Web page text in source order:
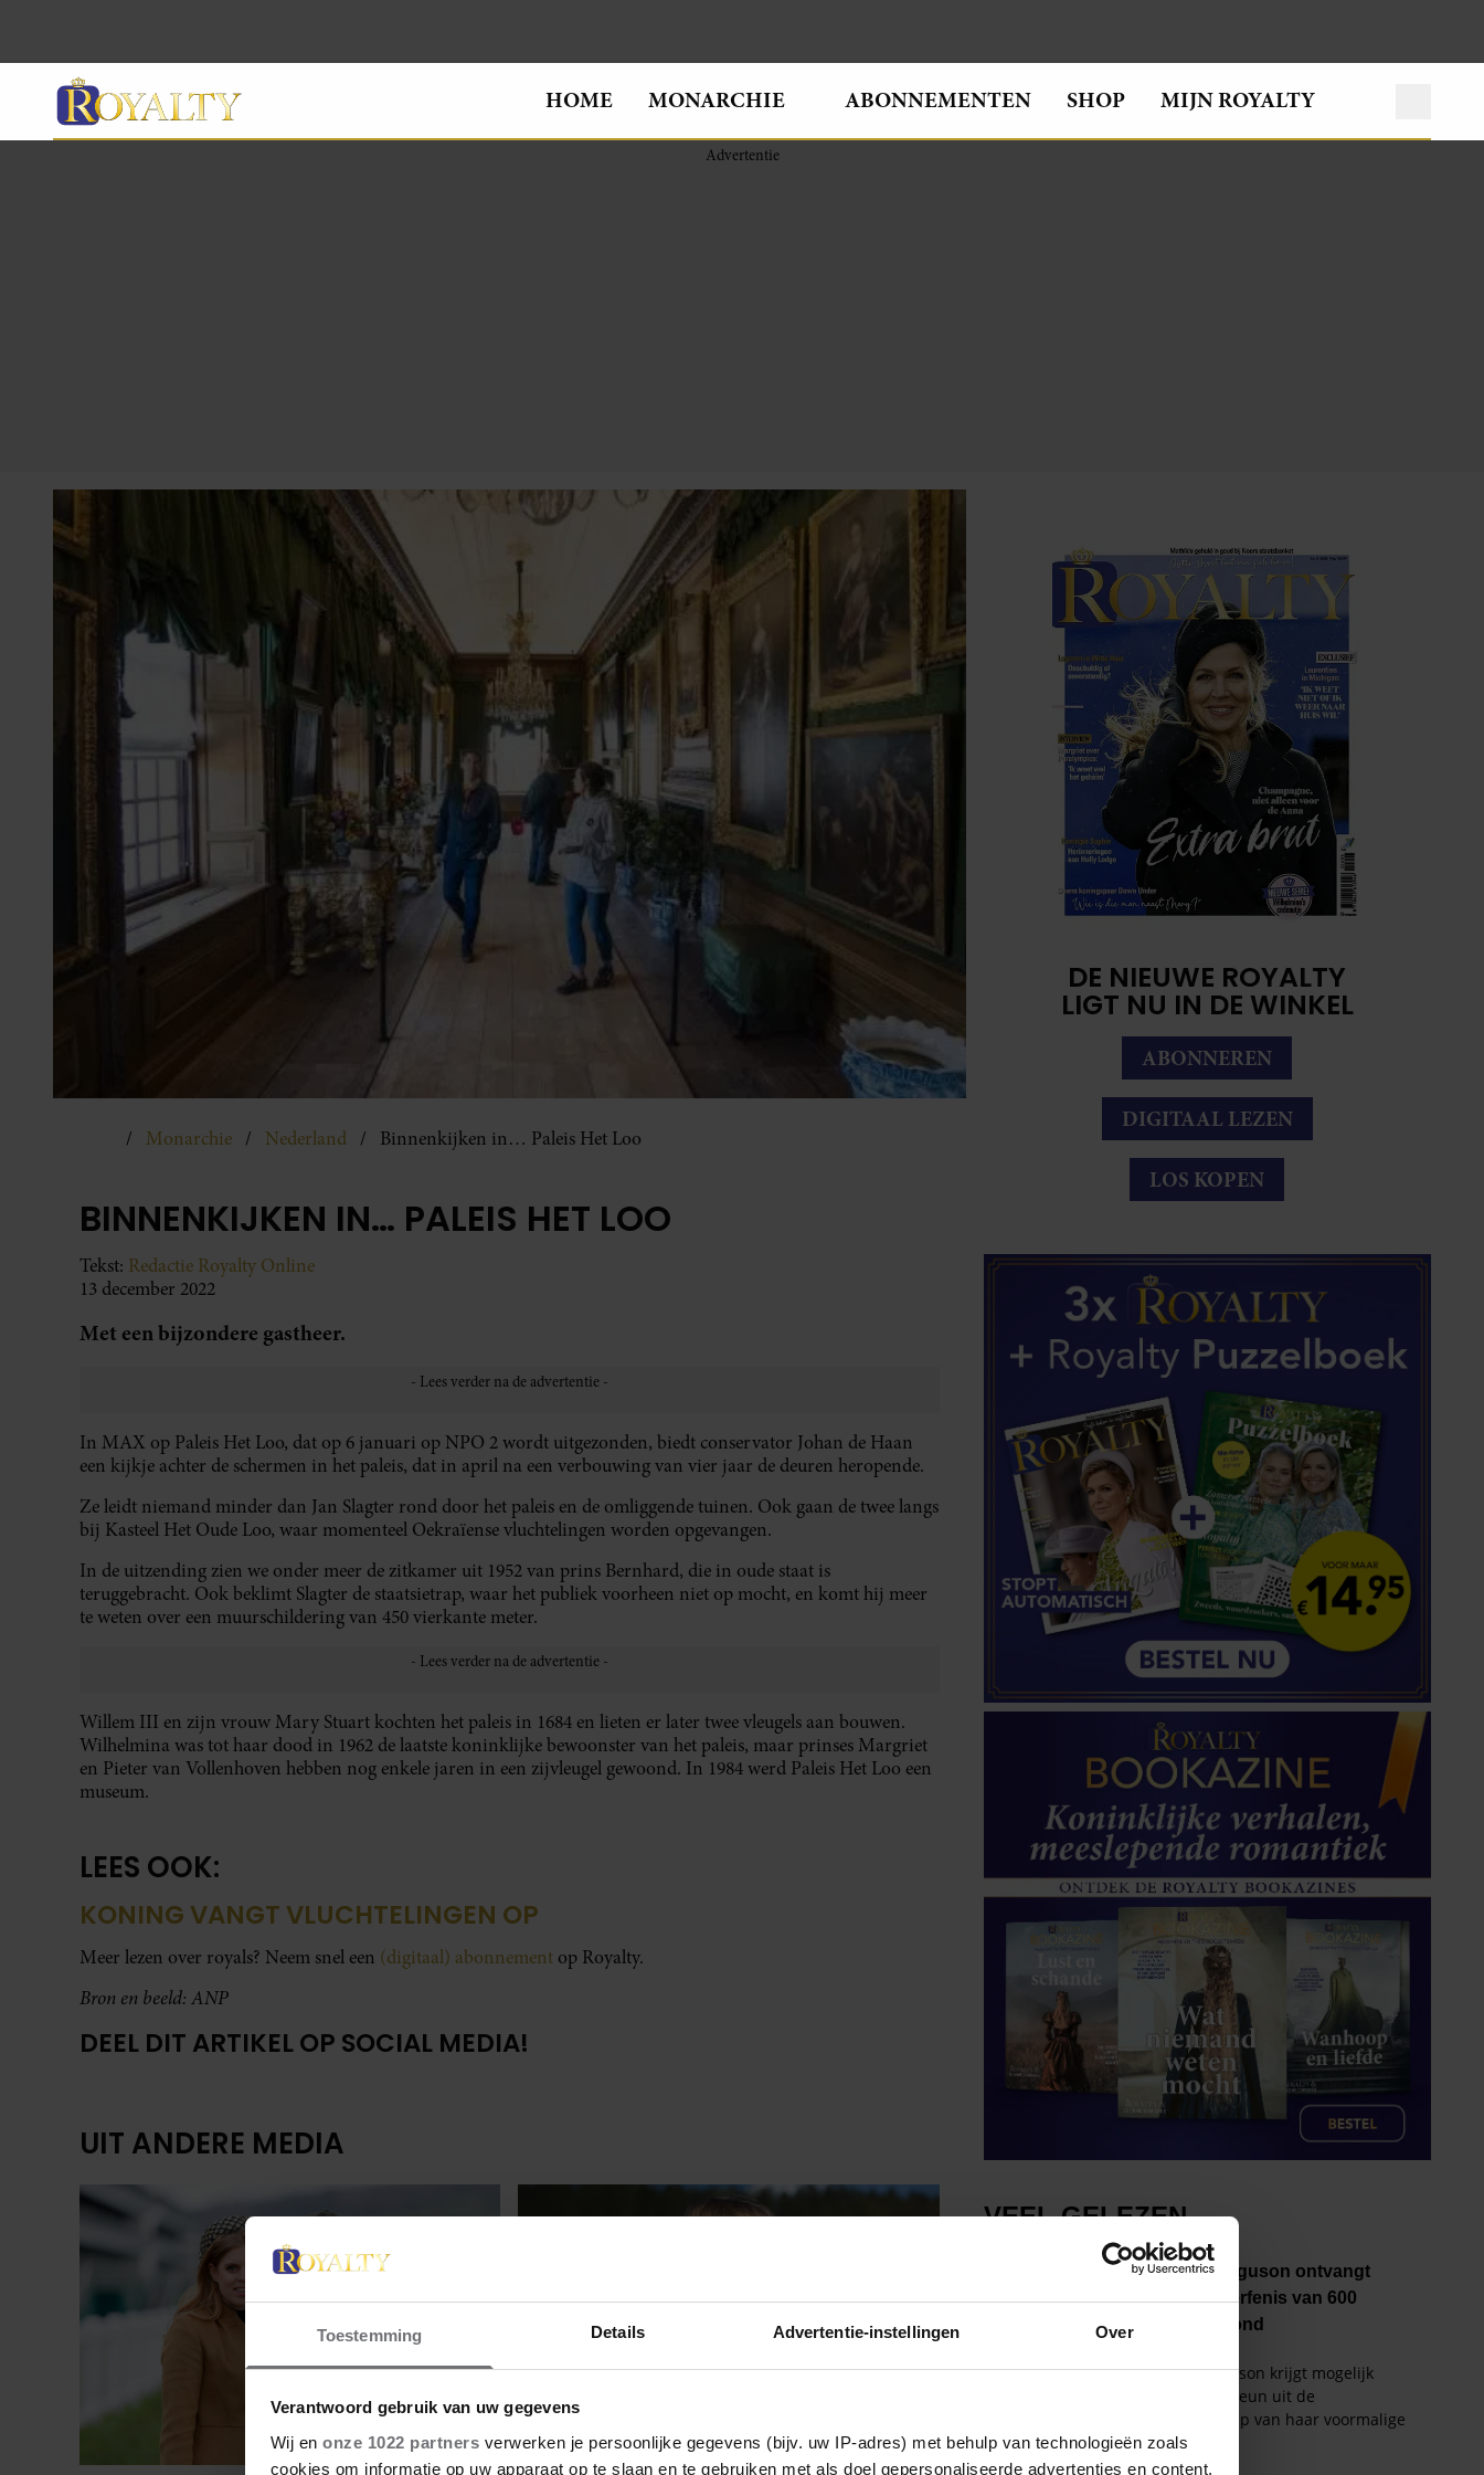
Toestemming Details Advertentie-instellingen Over
Verantwoord gebruik van uw gegevens
Wij en onze 1022 partners verwerken je persoonlijke gegevens (bijv. uw IP-adres) met behulp van technologieën zoals
cookies om informatie op uw apparaat op te slaan en te gebruiken met als doel gepersonaliseerde advertenties en content,
HOME MONARCHIE ABONNEMENTEN SHOP MIJN ROYALTY
Monarchie Nederland Binnenkijken in… Paleis Het Loo
BINNENKIJKEN IN… PALEIS HET LOO
Tekst: Redactie Royalty Online
13 december 2022
Met een bijzondere gastheer.
In MAX op Paleis Het Loo, dat op 6 januari op NPO 2 wordt uitgezonden, biedt conservator Johan de Haan
een kijkje achter de schermen in het paleis, dat in april na een verbouwing van vier jaar de deuren heropende.
Ze leidt niemand minder dan Jan Slagter rond door het paleis en de omliggende tuinen. Ook gaan de twee langs
bij Kasteel Het Oude Loo, waar momenteel Oekraïense vluchtelingen worden opgevangen.
In de uitzending zien we onder meer de zitkamer uit 1952 van prins Bernhard, die in oude staat is
teruggebracht. Ook beklimt Slagter de staatsietrap, waar het publiek voorheen niet op mocht, en komt hij meer
te weten over een muurschildering van 450 vierkante meter.
Willem III en zijn vrouw Mary Stuart kochten het paleis in 1684 en lieten er later twee vleugels aan bouwen.
Wilhelmina was tot haar dood in 1962 de laatste koninklijke bewoonster van het paleis, maar prinses Margriet
en Pieter van Vollenhoven hebben nog enkele jaren in een zijvleugel gewoond. In 1984 werd Paleis Het Loo een
museum.
LEES OOK:
KONING VANGT VLUCHTELINGEN OP
Meer lezen over royals? Neem snel een (digitaal) abonnement op Royalty.
Bron en beeld: ANP
DEEL DIT ARTIKEL OP SOCIAL MEDIA!
UIT ANDERE MEDIA
DE NIEUWE ROYALTY
LIGT NU IN DE WINKEL
ABONNEREN
DIGITAAL LEZEN
LOS KOPEN